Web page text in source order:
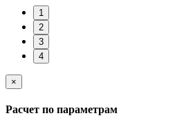
1
2
3
4
×
Расчет по параметрам